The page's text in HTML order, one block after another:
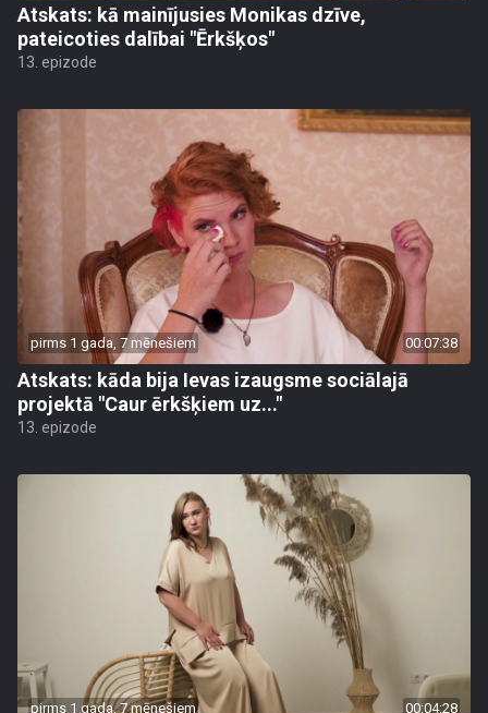
Atskats: kā mainījusies Monikas dzīve,
pateicoties dalībai "Ērkšķos"
13. epizode
pirms 1 gada, 7 mēnešiem 00:07:38
Atskats: kāda bija Ievas izaugsme sociālajā
projektā "Caur ērkšķiem uz..."
13. epizode
pirms 1 gada, 7 mēnešiem 00:04:28